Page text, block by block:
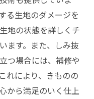
る生地のダメージを
地の状態を詳しくチ
ます。また、しみ抜
つ場合には、補修や
れにより、きものの
から満足のいく仕上